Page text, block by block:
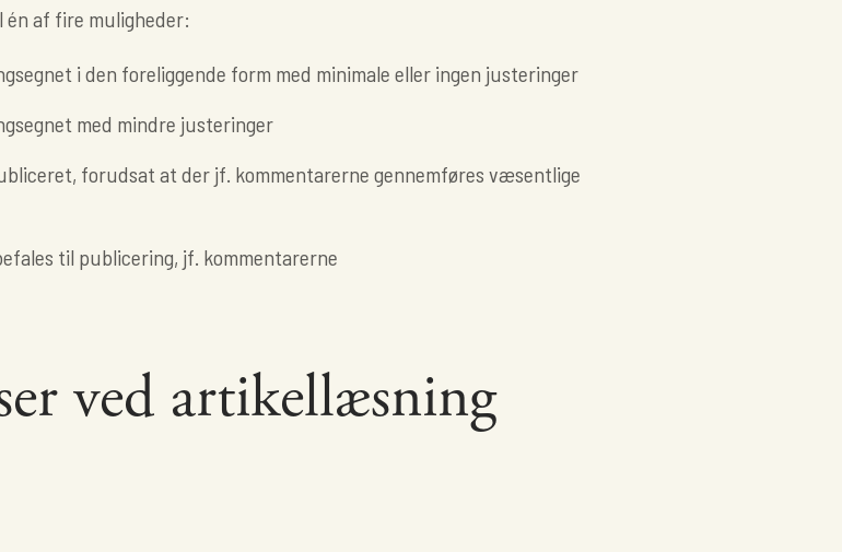
af fire muligheder:
i den foreliggende form med minimale eller ingen justeringer
med mindre justeringer
forudsat at der jf. kommentarerne gennemføres væsentlige
til publicering, jf. kommentarerne
ved artikellæsning